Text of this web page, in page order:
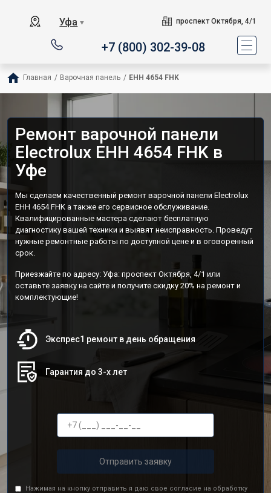
Уфа ▼ проспект Октября, 4/1
+7 (800) 302-39-08
Главная / Варочная панель / EHH 4654 FHK
Ремонт варочной панели
Electrolux EHH 4654 FHK в
Уфе
Мы сделаем качественный ремонт варочной панели Electrolux
EHH 4654 FHK а также его сервисное обслуживание.
Квалифицированные мастера сделают бесплатную
диагностику вашей техники и выявят неисправность. Проведут
нужные ремонтные работы по доступной цене и в оговоренный
срок.
Приезжайте по адресу: Уфа: проспект Октября, 4/1 или
оставьте заявку на сайте и получите скидку 20% на ремонт и
комплектующие!
Экспрес1 ремонт в день обращения
Гарантия до 3-х лет
Отправить заявку
Нажимая на кнопку отправить я даю свое согласие на обработку